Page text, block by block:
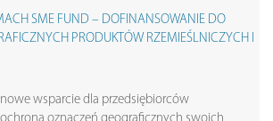
SME FUND – DOFINANSOWANIE DO
PRODUKTÓW RZEMIEŚLNICZYCH I
nowe wsparcie dla przedsiębiorców